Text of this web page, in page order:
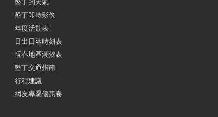
墾丁的天氣
墾丁即時影像
年度活動表
日出日落時刻表
恆春地區潮汐表
墾丁交通指南
行程建議
網友專屬優惠卷